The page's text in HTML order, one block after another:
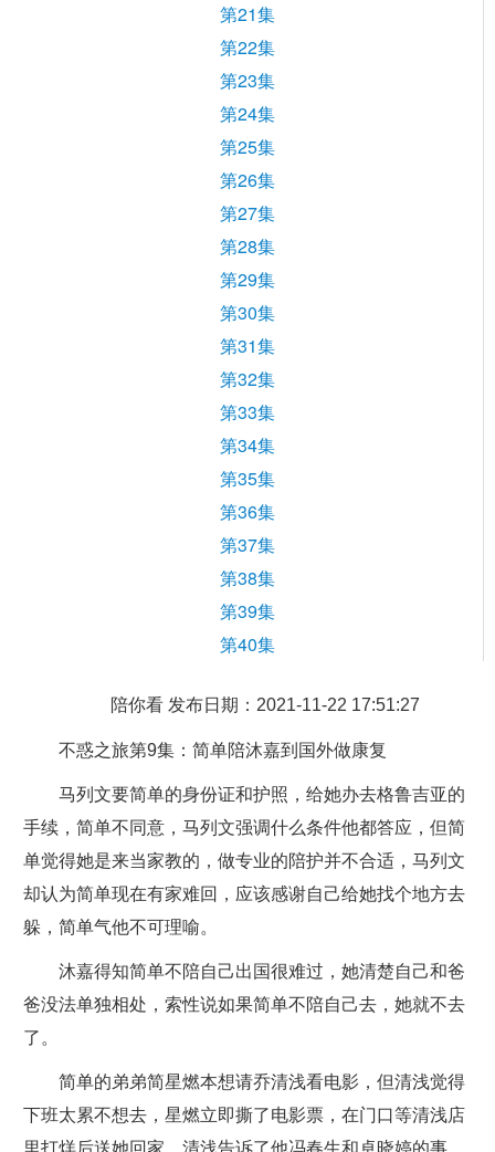
第21集
第22集
第23集
第24集
第25集
第26集
第27集
第28集
第29集
第30集
第31集
第32集
第33集
第34集
第35集
第36集
第37集
第38集
第39集
第40集
陪你看 发布日期：2021-11-22 17:51:27
不惑之旅第9集：简单陪沐嘉到国外做康复
马列文要简单的身份证和护照，给她办去格鲁吉亚的
手续，简单不同意，马列文强调什么条件他都答应，但简
单觉得她是来当家教的，做专业的陪护并不合适，马列文
却认为简单现在有家难回，应该感谢自己给她找个地方去
躲，简单气他不可理喻。
沐嘉得知简单不陪自己出国很难过，她清楚自己和爸
爸没法单独相处，索性说如果简单不陪自己去，她就不去
了。
简单的弟弟简星燃本想请乔清浅看电影，但清浅觉得
下班太累不想去，星燃立即撕了电影票，在门口等清浅店
里打烊后送她回家。清浅告诉了他冯春生和卓晓婷的事。